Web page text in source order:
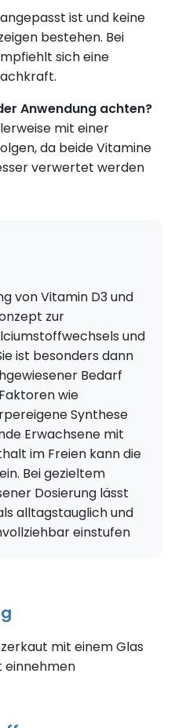
ist und keine
bestehen. Bei
sich eine
Anwendung achten?
mit einer
da beide Vitamine
verwertet werden
von Vitamin D3 und
zur
und
ist besonders dann
Bedarf
wie
Synthese
Erwachsene mit
im Freien kann die
Bei gezieltem
Dosierung lässt
alltagstauglich und
einstufen
mit einem Glas
einnehmen